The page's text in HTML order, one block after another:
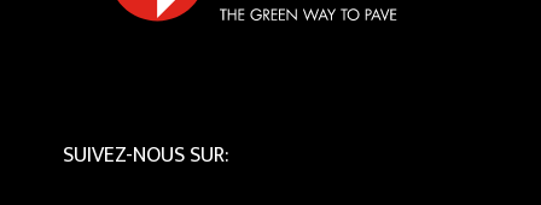
SUIVEZ-NOUS SUR: